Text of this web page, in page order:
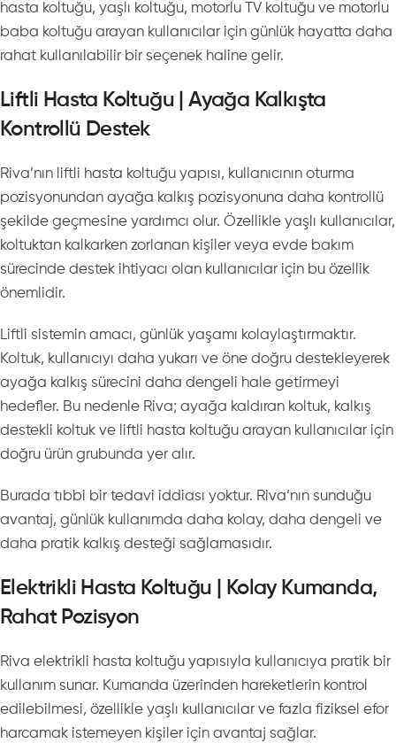
hasta koltuğu, yaşlı koltuğu, motorlu TV koltuğu ve motorlu
baba koltuğu arayan kullanıcılar için günlük hayatta daha
rahat kullanılabilir bir seçenek haline gelir.
Liftli Hasta Koltuğu | Ayağa Kalkışta
Kontrollü Destek
Riva’nın liftli hasta koltuğu yapısı, kullanıcının oturma
pozisyonundan ayağa kalkış pozisyonuna daha kontrollü
şekilde geçmesine yardımcı olur. Özellikle yaşlı kullanıcılar,
koltuktan kalkarken zorlanan kişiler veya evde bakım
sürecinde destek ihtiyacı olan kullanıcılar için bu özellik
önemlidir.
Liftli sistemin amacı, günlük yaşamı kolaylaştırmaktır.
Koltuk, kullanıcıyı daha yukarı ve öne doğru destekleyerek
ayağa kalkış sürecini daha dengeli hale getirmeyi
hedefler. Bu nedenle Riva; ayağa kaldıran koltuk, kalkış
destekli koltuk ve liftli hasta koltuğu arayan kullanıcılar için
doğru ürün grubunda yer alır.
Burada tıbbi bir tedavi iddiası yoktur. Riva’nın sunduğu
avantaj, günlük kullanımda daha kolay, daha dengeli ve
daha pratik kalkış desteği sağlamasıdır.
Elektrikli Hasta Koltuğu | Kolay Kumanda,
Rahat Pozisyon
Riva elektrikli hasta koltuğu yapısıyla kullanıcıya pratik bir
kullanım sunar. Kumanda üzerinden hareketlerin kontrol
edilebilmesi, özellikle yaşlı kullanıcılar ve fazla fiziksel efor
harcamak istemeyen kişiler için avantaj sağlar.